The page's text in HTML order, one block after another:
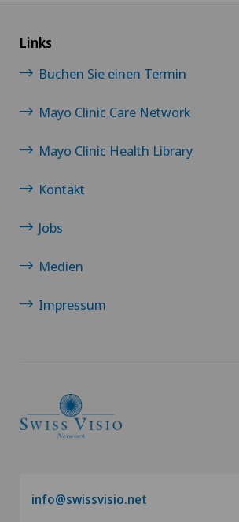
Links
Buchen Sie einen Termin
Mayo Clinic Care Network
Mayo Clinic Health Library
Kontakt
Jobs
Medien
Impressum
info@swissvisio.net